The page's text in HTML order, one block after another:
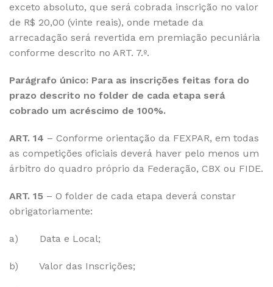
exceto absoluto, que será cobrada inscrição no valor
de R$ 20,00 (vinte reais), onde metade da
arrecadação será revertida em premiação pecuniária
conforme descrito no ART. 7.º.
Parágrafo único: Para as inscrições feitas fora do
prazo descrito no folder de cada etapa será
cobrado um acréscimo de 100%.
ART. 14 – Conforme orientação da FEXPAR, em todas
as competições oficiais deverá haver pelo menos um
árbitro do quadro próprio da Federação, CBX ou FIDE.
ART. 15 – O folder de cada etapa deverá constar
obrigatoriamente:
a) Data e Local;
b) Valor das Inscrições;